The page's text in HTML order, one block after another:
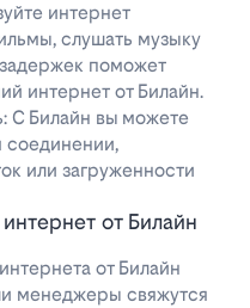
интернет
слушать музыку
поможет
интернет от Билайн.
С Билайн вы можете
соединении,
или загруженности
от Билайн
от Билайн
менеджеры свяжутся